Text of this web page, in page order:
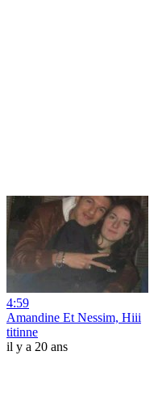
4:59
Amandine Et Nessim, Hiii
titinne
il y a 20 ans